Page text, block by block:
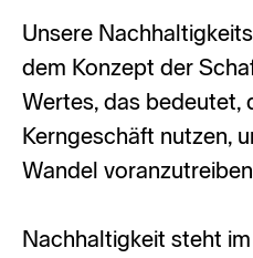
Unsere
dem Konzept der
Wertes, das bedeutet,
Kerngeschäft nutzen,
Wandel
Nachhaltigkeit steht